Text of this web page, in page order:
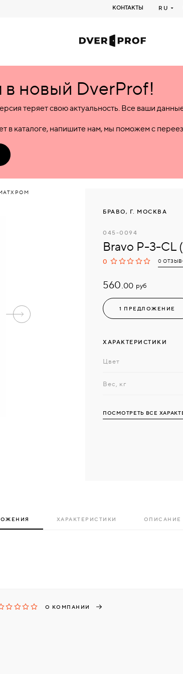
КОНТАКТЫ RU
новый DverProf!
теряет свою актуальность. Все ваши
в каталоге, напишите нам, мы поможем с
БРАВО, Г. МОСКВА
045-0094
Bravo P-3-CL
0 0
560.00 руб
1 ПРЕДЛОЖЕНИЕ
ХАРАКТЕРИСТИКИ
Цвет
Вес, кг
ПОСМОТРЕТЬ ВСЕ
ХАРАКТЕРИСТИКИ ОПИСАНИЕ
О КОМПАНИИ